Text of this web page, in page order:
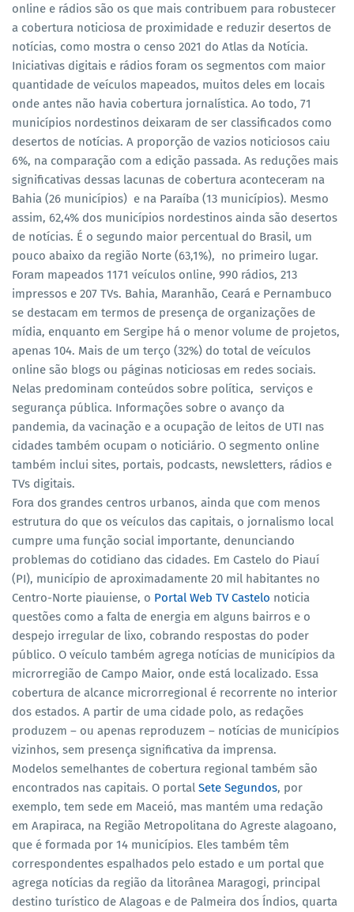
online e rádios são os que mais contribuem para robustecer
a cobertura noticiosa de proximidade e reduzir desertos de
notícias, como mostra o censo 2021 do Atlas da Notícia.
Iniciativas digitais e rádios foram os segmentos com maior
quantidade de veículos mapeados, muitos deles em locais
onde antes não havia cobertura jornalística. Ao todo, 71
municípios nordestinos deixaram de ser classificados como
desertos de notícias. A proporção de vazios noticiosos caiu
6%, na comparação com a edição passada. As reduções mais
significativas dessas lacunas de cobertura aconteceram na
Bahia (26 municípios) e na Paraíba (13 municípios). Mesmo
assim, 62,4% dos municípios nordestinos ainda são desertos
de notícias. É o segundo maior percentual do Brasil, um
pouco abaixo da região Norte (63,1%), no primeiro lugar.
Foram mapeados 1171 veículos online, 990 rádios, 213
impressos e 207 TVs. Bahia, Maranhão, Ceará e Pernambuco
se destacam em termos de presença de organizações de
mídia, enquanto em Sergipe há o menor volume de projetos,
apenas 104. Mais de um terço (32%) do total de veículos
online são blogs ou páginas noticiosas em redes sociais.
Nelas predominam conteúdos sobre política, serviços e
segurança pública. Informações sobre o avanço da
pandemia, da vacinação e a ocupação de leitos de UTI nas
cidades também ocupam o noticiário. O segmento online
também inclui sites, portais, podcasts, newsletters, rádios e
TVs digitais.
Fora dos grandes centros urbanos, ainda que com menos
estrutura do que os veículos das capitais, o jornalismo local
cumpre uma função social importante, denunciando
problemas do cotidiano das cidades. Em Castelo do Piauí
(PI), município de aproximadamente 20 mil habitantes no
Centro-Norte piauiense, o Portal Web TV Castelo noticia
questões como a falta de energia em alguns bairros e o
despejo irregular de lixo, cobrando respostas do poder
público. O veículo também agrega notícias de municípios da
microrregião de Campo Maior, onde está localizado. Essa
cobertura de alcance microrregional é recorrente no interior
dos estados. A partir de uma cidade polo, as redações
produzem – ou apenas reproduzem – notícias de municípios
vizinhos, sem presença significativa da imprensa.
Modelos semelhantes de cobertura regional também são
encontrados nas capitais. O portal Sete Segundos, por
exemplo, tem sede em Maceió, mas mantém uma redação
em Arapiraca, na Região Metropolitana do Agreste alagoano,
que é formada por 14 municípios. Eles também têm
correspondentes espalhados pelo estado e um portal que
agrega notícias da região da litorânea Maragogi, principal
destino turístico de Alagoas e de Palmeira dos Índios, quarta